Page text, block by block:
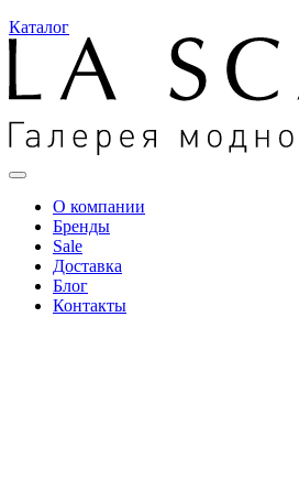
Каталог
О компании
Бренды
Sale
Доставка
Блог
Контакты